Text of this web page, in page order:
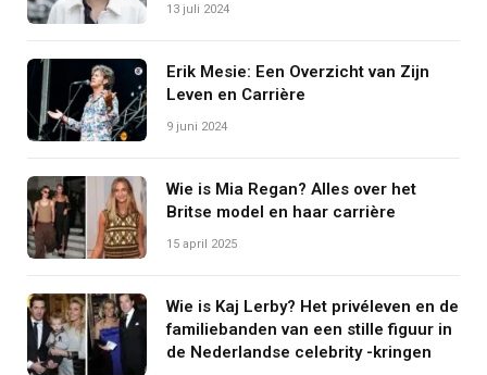
13 juli 2024
Erik Mesie: Een Overzicht van Zijn
Leven en Carrière
9 juni 2024
Wie is Mia Regan? Alles over het
Britse model en haar carrière
15 april 2025
Wie is Kaj Lerby? Het privéleven en de
familiebanden van een stille figuur in
de Nederlandse celebrity -kringen